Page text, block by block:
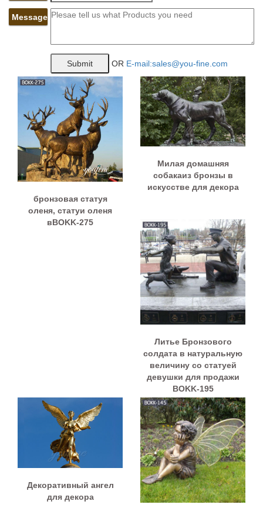
Message
OR E-mail:sales@you-fine.com
бронзовая статуя
оленя, статуи оленя
вBOKK-275
Милая домашняя
собакаиз бронзы в
искусстве для декора
Литье Бронзового
солдата в натуральную
величину со статуей
девушки для продажи
BOKK-195
Декоративный ангел
для декора